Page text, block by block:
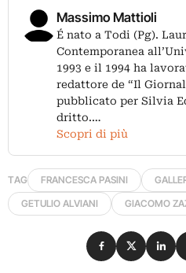
Massimo Mattioli
É nato a Todi (Pg).
Contemporanea
1993 e il 1994 ha
redattore de “Il
pubblicato per Silvia
dritto.…
Scopri di più
TAG FRANCESCA PASINI
GETULIO ALVIANI
GIACOMO
Condividi su
Condividi